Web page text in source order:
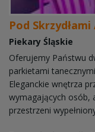
Pod Skrzydłami
Piekary Śląskie
Oferujemy Państwu
parkietami
Eleganckie wnętrza
wymagających osób,
przestrzeni